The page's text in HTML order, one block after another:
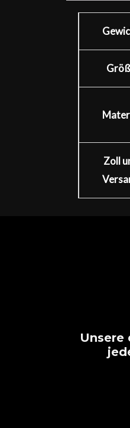
Zoll
Unsere